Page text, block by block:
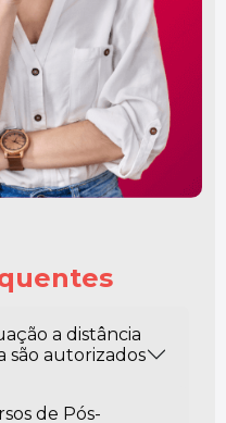
a distância
são autorizados
de Pós-